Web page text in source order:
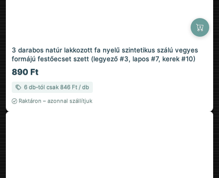
3 darabos natúr lakkozott fa nyelű szintetikus szálú vegyes
formájú festőecset szett (legyező #3, lapos #7, kerek #10)
890 Ft
6 db-tól csak 846 Ft / db
Raktáron – azonnal szállítjuk